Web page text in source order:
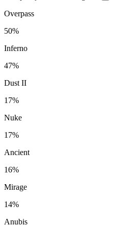
Overpass
50%
Inferno
47%
Dust II
17%
Nuke
17%
Ancient
16%
Mirage
14%
Anubis